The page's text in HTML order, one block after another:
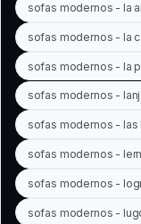
sofas modernos - la
sofas modernos - la
sofas modernos - la
sofas modernos -
sofas modernos - las
sofas modernos -
sofas modernos -
sofas modernos -